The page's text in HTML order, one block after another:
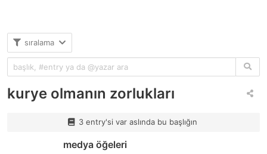
sıralama
kurye olmanın zorlukları
3 entry'si var aslında bu başlığın
medya öğeleri